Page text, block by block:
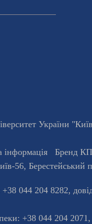
України
інформація Бренд
-56, Берестейський
+38 044 204 8282,
+38 044 204